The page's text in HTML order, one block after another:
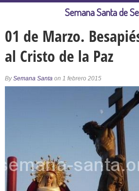
01 de Marzo.
al Cristo de la Paz
BySemana Santa on 1 febrero 2015
Semana Santa de